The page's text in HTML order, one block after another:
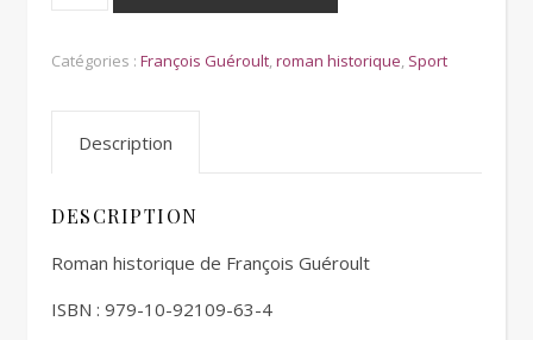
Catégories : François Guéroult,roman historique, Sport
Description
DESCRIPTION
Roman historique de François Guéroult
ISBN : 979-10-92109-63-4